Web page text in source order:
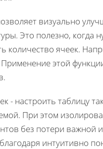
визуально
Это полезно, когда
количество ячеек.
этой
- настроить таблицу
При этом
без потери
интуитивно